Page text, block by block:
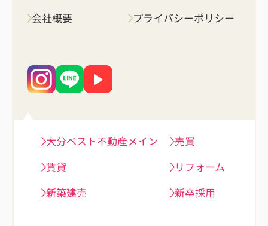
会社概要
プライバシーポリシー
大分ベスト不動産メイン
賃貸
新築建売
売買
リフォーム
新卒採用